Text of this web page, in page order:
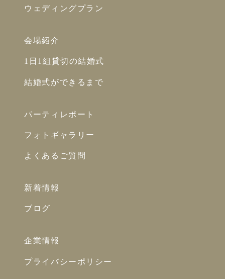
ウェディングプラン
会場紹介
1日1組貸切の結婚式
結婚式ができるまで
パーティレポート
フォトギャラリー
よくあるご質問
新着情報
ブログ
企業情報
プライバシーポリシー